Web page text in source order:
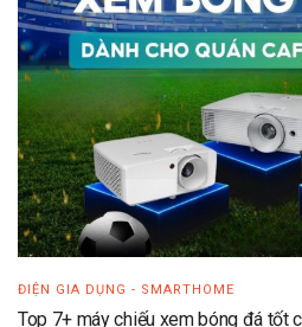
ĐIỆN GIA DỤNG - SMARTHOME
Top 7+ máy chiếu xem bóng đá tốt